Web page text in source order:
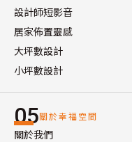
設計師短影音
居家佈置靈感
大坪數設計
小坪數設計
05關於幸福空間
關於我們